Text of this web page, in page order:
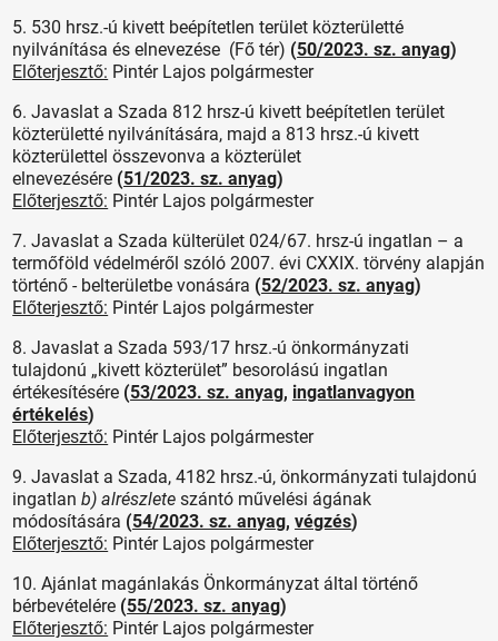
5. 530 hrsz.-ú kivett beépítetlen terület közterületté
nyilvánítása és elnevezése (Fő tér) (50/2023. sz. anyag)
Előterjesztő: Pintér Lajos polgármester
6. Javaslat a Szada 812 hrsz-ú kivett beépítetlen terület
közterületté nyilvánítására, majd a 813 hrsz.-ú kivett
közterülettel összevonva a közterület
elnevezésére (51/2023. sz. anyag)
Előterjesztő: Pintér Lajos polgármester
7. Javaslat a Szada külterület 024/67. hrsz-ú ingatlan – a
termőföld védelméről szóló 2007. évi CXXIX. törvény alapján
történő - belterületbe vonására (52/2023. sz. anyag)
Előterjesztő: Pintér Lajos polgármester
8. Javaslat a Szada 593/17 hrsz.-ú önkormányzati
tulajdonú „kivett közterület” besorolású ingatlan
értékesítésére (53/2023. sz. anyag, ingatlanvagyon
értékelés)
Előterjesztő: Pintér Lajos polgármester
9. Javaslat a Szada, 4182 hrsz.-ú, önkormányzati tulajdonú
ingatlanb) alrészlete szántó művelési ágának
módosítására (54/2023. sz. anyag,végzés)
Előterjesztő: Pintér Lajos polgármester
10. Ajánlat magánlakás Önkormányzat által történő
bérbevételére (55/2023. sz. anyag)
Előterjesztő: Pintér Lajos polgármester